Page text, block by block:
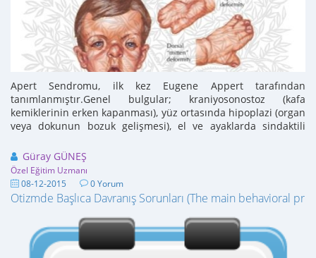
Apert Sendromu, ilk kez Eugene Appert tarafından
tanımlanmıştır.Genel bulgular; kraniyosonostoz (kafa
kemiklerinin erken kapanması), yüz ortasında hipoplazi (organ
veya dokunun bozuk gelişmesi), el ve ayaklarda sindaktili
Güray GÜNEŞ
Özel Eğitim Uzmanı
08-12-2015 0 Yorum
Otizmde Başlıca Davranış Sorunları (The main behavioral